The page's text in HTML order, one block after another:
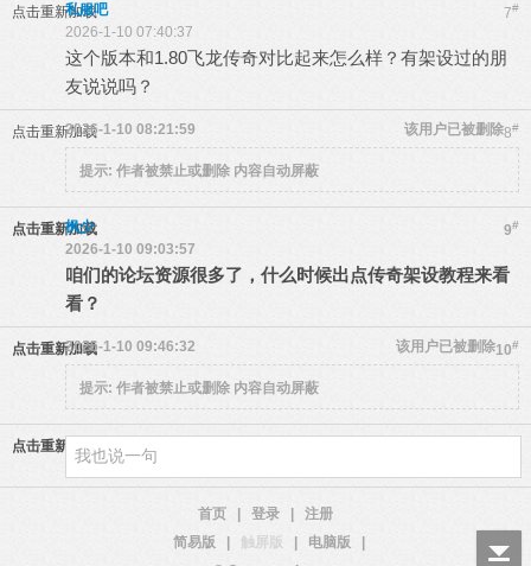
点击重新加载 7#
私服吧
2026-1-10 07:40:37
这个版本和1.80飞龙传奇对比起来怎么样？有架设过的朋
友说说吗？
点击重新加载 8#
该用户已被删除
2026-1-10 08:21:59
提示: 作者被禁止或删除 内容自动屏蔽
点击重新加载 9#
枫少
2026-1-10 09:03:57
咱们的论坛资源很多了，什么时候出点传奇架设教程来看
看？
点击重新加载 10#
该用户已被删除
2026-1-10 09:46:32
提示: 作者被禁止或删除 内容自动屏蔽
点击重新加载
首页 登录
注册
简易版
触屏版 电脑版